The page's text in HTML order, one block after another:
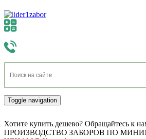
Toggle navigation
Хотите купить дешево? Обращайтесь к
ПРОИЗВОДСТВО ЗАБОРОВ ПО